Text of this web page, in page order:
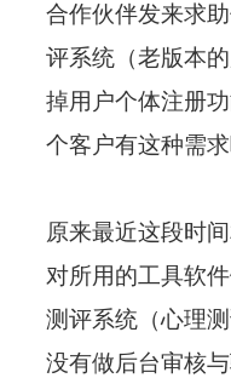
合作伙伴发来求
评系统（老版本
掉用户个体注册
个客户有这种需求
原来最近这段时
对所用的工具软
测评系统（心理
没有做后台审核